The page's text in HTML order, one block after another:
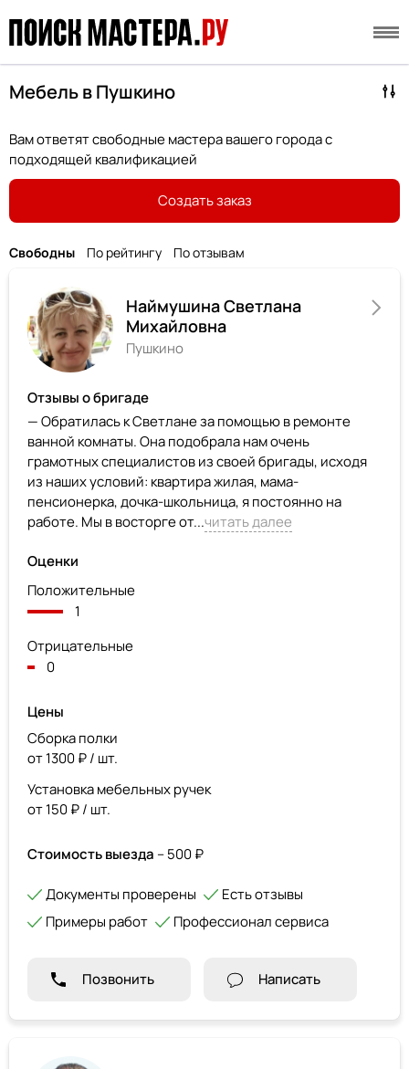
Мебель в Пушкино
Вам ответят свободные мастера вашего города с
подходящей квалификацией
Создать заказ
Свободны По рейтингу По отзывам
Наймушина Светлана
Михайловна
Пушкино
Отзывы о бригаде
— Обратилась к Светлане за помощью в ремонте
ванной комнаты. Она подобрала нам очень
грамотных специалистов из своей бригады, исходя
из наших условий: квартира жилая, мама-
пенсионерка, дочка-школьница, я постоянно на
работе. Мы в восторге от...читать далее
Оценки
Положительные
1
Отрицательные
0
Цены
Сборка полки
от 1300 ₽ / шт.
Установка мебельных ручек
от 150 ₽ / шт.
Стоимость выезда – 500 ₽
Документы проверены
Есть отзывы
Примеры работ
Профессионал сервиса
Позвонить Написать